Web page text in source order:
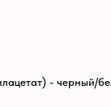
- черный/